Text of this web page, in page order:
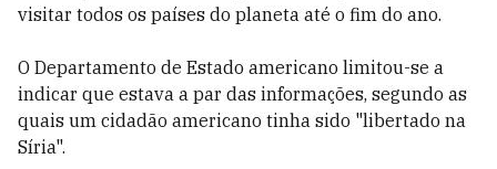
visitar todos os países do planeta até o fim do ano.
O Departamento de Estado americano limitou-se a
indicar que estava a par das informações, segundo as
quais um cidadão americano tinha sido "libertado na
Síria".